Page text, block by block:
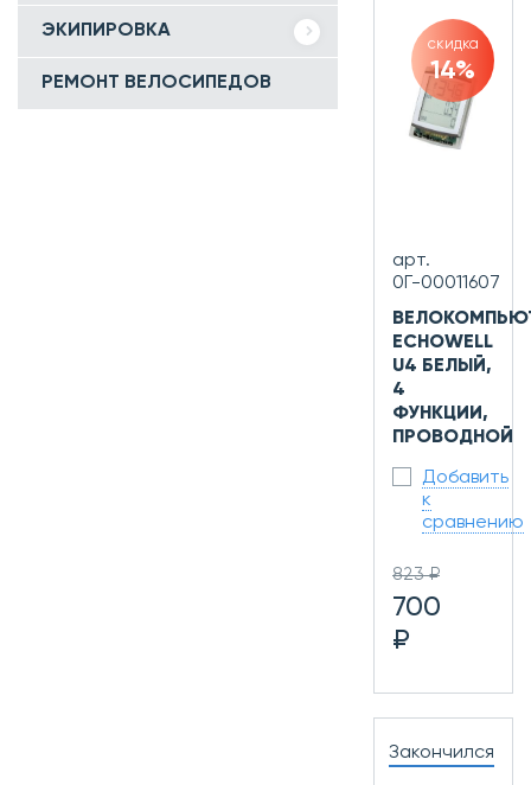
ЭКИПИРОВКА
РЕМОНТ ВЕЛОСИПЕДОВ
скидка
14%
арт.
0Г-00011607
ECHOWELL
U4 БЕЛЫЙ,
4
ФУНКЦИИ,
ПРОВОДНОЙ
Добавить
к
сравнению
823 ₽
700
₽
Закончился